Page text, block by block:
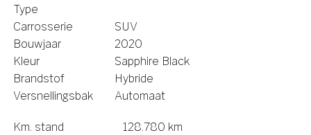
Type
Carrosserie
SUV
Bouwjaar
2020
Kleur
Sapphire Black
Brandstof
Hybride
Versnellingsbak
Automaat
Km. stand
128.780 km